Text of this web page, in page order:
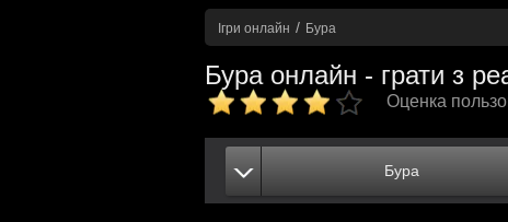
Ігри онлайн / Бура
Бура онлайн - грати з
Оценка
Бура